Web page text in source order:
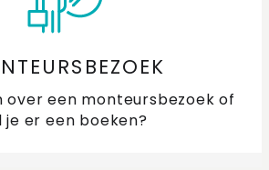
over een monteursbezoek of
je er een boeken?